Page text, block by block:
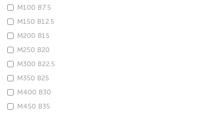
М100 В7.5
М150 В12.5
М200 В15
М250 В20
М300 В22.5
М350 В25
М400 В30
М450 В35